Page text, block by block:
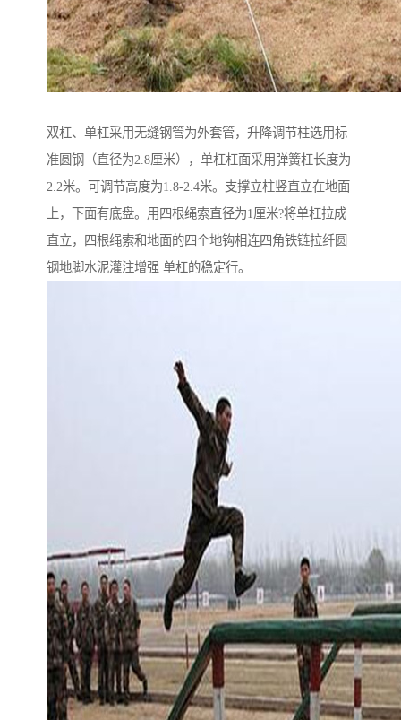
双杠、单杠采用无缝钢管为外套管，升降调节柱选用标
准圆钢（直径为2.8厘米），单杠杠面采用弹簧杠长度为
2.2米。可调节高度为1.8-2.4米。支撑立柱竖直立在地面
上，下面有底盘。用四根绳索直径为1厘米?将单杠拉成
直立，四根绳索和地面的四个地钩相连四角铁链拉纤圆
钢地脚水泥灌注增强 单杠的稳定行。